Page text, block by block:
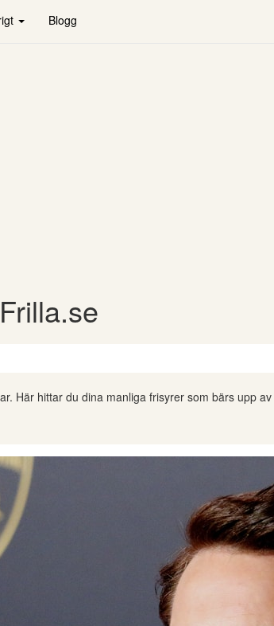
Blogg
Här hittar du dina manliga frisyrer som bärs upp